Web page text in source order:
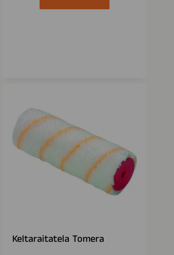
Keltaraitatela Tomera